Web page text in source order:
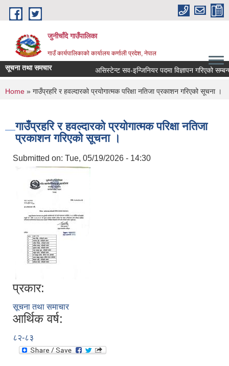
Skip to main content
जुनीचाँदे गाउँपालिका
गाउँ कार्यपालिकाको कार्यालय कर्णाली प्रदेश, नेपाल
सूचना तथा समचार असिस्टेन्ट सव-इन्जिनियर पदमा विज्ञापन गरिएको
You are here
Home » गाउँप्रहरि र हवल्दारको प्रयोगात्मक परिक्षा नतिजा प्रकाशन गरिएको सूचना ।
गाउँप्रहरि र हवल्दारको प्रयोगात्मक परिक्षा नतिजा
प्रकाशन गरिएको सूचना ।
Submitted on: Tue, 05/19/2026 - 14:30
प्रकार:
सूचना तथा समाचार
आर्थिक वर्ष:
८२-८३